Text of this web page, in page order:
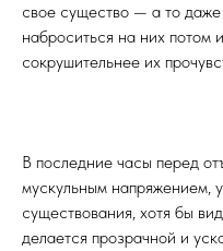
свое существо — а то
наброситься на них потом
сокрушительнее их
В последние часы перед
мускульным напряжением,
существования, хотя бы
делается прозрачной и